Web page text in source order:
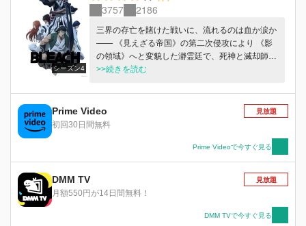
シーズン4
3757 2186
三界の存亡を賭けた戦いに、流れるのは血か涙か
―― 《見えざる帝国》の第二次侵攻により 《影
の領域》へと変貌した瀞霊廷で、死神と滅却師の
戦いは続く。 奪われた卍解を取り戻し、反撃の
団の聖章騎士たちを撃破していく。 そんな中、
霊王宮での修業を終えて、新たな力を得た阿散井
恋次、朽木ルキア、 そして――黒崎一護が瀞霊
る一護の前に立ちはだかったのは石田雨竜。 引
き絞った弓を向ける友の真意を問う一護に、 雨
竜が返したのは訣別の矢であった。 ユーハバッ
ハは雨竜と親衛隊を引き連れて遮魂膜を突破。
遂に戦いの舞台は、不可侵の神域・霊王宮へと移
る。 不遜な侵入者を迎え撃つ王属特務・零番隊
>>続きを読む
Prime Video
初回30日間無料
見放題
Prime Videoで今すぐ見る
DMM TV
月額550円が14日間無料！
見放題
DMM TVで今すぐ見る